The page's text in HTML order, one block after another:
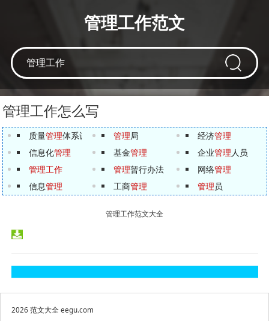
管理工作范文
管理工作怎么写
质量管理体系认证 管理局 经济管理
信息化管理 基金管理 企业管理人员
管理工作
管理暂行办法 网络管理
信息管理 工商管理 管理员
管理工作范文大全
2026 范文大全eegu.com